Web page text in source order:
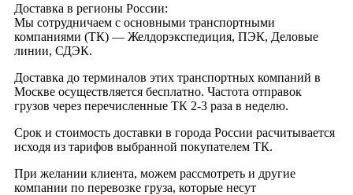
Доставка в регионы России:
Мы сотрудничаем с основными транспортными
компаниями (ТК) — Желдорэкспедиция, ПЭК, Деловые
линии, СДЭК.
Доставка до терминалов этих транспортных компаний в
Москве осуществляется бесплатно. Частота отправок
грузов через перечисленные ТК 2-3 раза в неделю.
Срок и стоимость доставки в города России расчитывается
исходя из тарифов выбранной покупателем ТК.
При желании клиента, можем рассмотреть и другие
компании по перевозке груза, которые несут